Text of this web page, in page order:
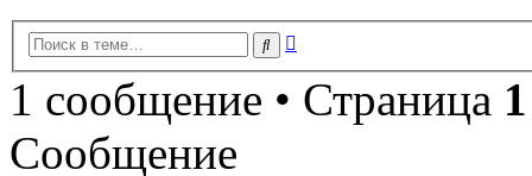
Поиск
1 сообщение • Страница 1
Сообщение